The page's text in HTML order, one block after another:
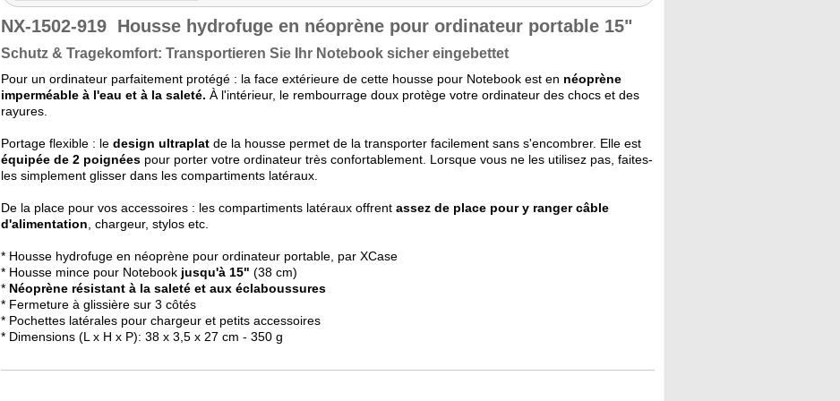
NX-1502-919 Housse hydrofuge en néoprène pour ordinateur portable 15"
Schutz & Tragekomfort: Transportieren Sie Ihr Notebook sicher eingebettet
Pour un ordinateur parfaitement protégé : la face extérieure de cette housse pour Notebook est en néoprène
imperméable à l'eau et à la saleté. À l'intérieur, le rembourrage doux protège votre ordinateur des chocs et des
rayures.
Portage flexible : le design ultraplat de la housse permet de la transporter facilement sans s'encombrer. Elle est
équipée de 2 poignées pour porter votre ordinateur très confortablement. Lorsque vous ne les utilisez pas, faites-
les simplement glisser dans les compartiments latéraux.
De la place pour vos accessoires : les compartiments latéraux offrent assez de place pour y ranger câble
d'alimentation , chargeur, stylos etc.
* Housse hydrofuge en néoprène pour ordinateur portable, par XCase
* Housse mince pour Notebook jusqu'à 15" (38 cm)
* Néoprène résistant à la saleté et aux éclaboussures
* Fermeture à glissière sur 3 côtés
* Pochettes latérales pour chargeur et petits accessoires
* Dimensions (L x H x P): 38 x 3,5 x 27 cm - 350 g